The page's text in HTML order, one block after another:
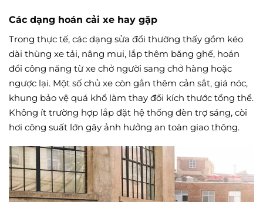
Các dạng hoán cải xe hay gặp
Trong thực tế, các dạng sửa đổi thường thấy gồm kéo
dài thùng xe tải, nâng mui, lắp thêm băng ghế, hoán
đổi công năng từ xe chở người sang chở hàng hoặc
ngược lại. Một số chủ xe còn gắn thêm cản sắt, giá nóc,
khung bảo vệ quá khổ làm thay đổi kích thước tổng thể.
Không ít trường hợp lắp đặt hệ thống đèn trợ sáng, còi
hơi công suất lớn gây ảnh hưởng an toàn giao thông.